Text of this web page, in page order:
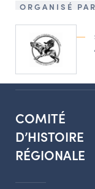
ORGANISÉ PAR
COMITÉ
D’HISTOIRE
RÉGIONALE